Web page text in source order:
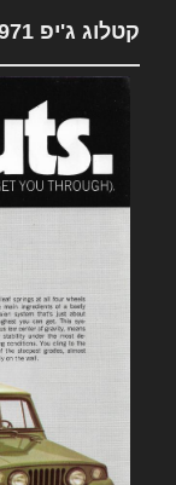
קטלוג ג'יפ 1971